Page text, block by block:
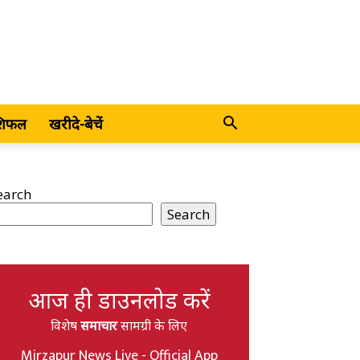
खरीदे-बेचें
Search
आज ही डाउनलोड करें
विशेषसमाचारसामग्री के लिए